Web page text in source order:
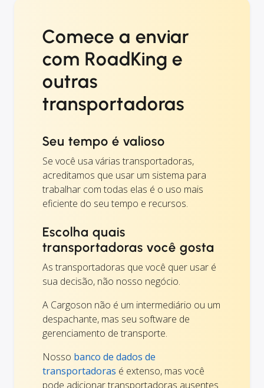
Comece a enviar
com RoadKing e
outras
transportadoras
Seu tempo é valioso
Se você usa várias transportadoras,
acreditamos que usar um sistema para
trabalhar com todas elas é o uso mais
eficiente do seu tempo e recursos.
Escolha quais
transportadoras você gosta
As transportadoras que você quer usar é
sua decisão, não nosso negócio.
A Cargoson não é um intermediário ou um
despachante, mas seu software de
gerenciamento de transporte.
Nosso banco de dados de
transportadoras é extenso, mas você
pode adicionar transportadoras ausentes